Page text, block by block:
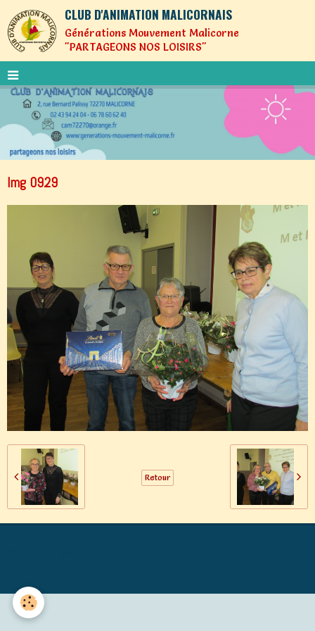
CLUB D'ANIMATION MALICORNAIS
Générations Mouvement Malicorne
"PARTAGEONS NOS LOISIRS"
Img 0929
Retour